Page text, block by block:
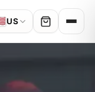
US